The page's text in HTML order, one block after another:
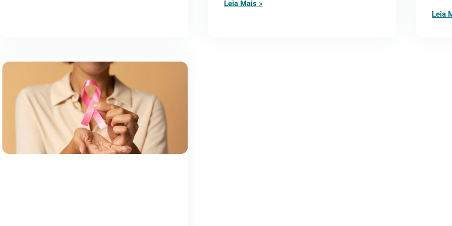
Leia Mais »
Leia